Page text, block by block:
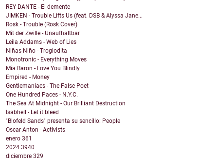
REY DANTE - El demente
JIMKEN - Trouble Lifts Us (feat. DSB & Alyssa Jane...
Rosk - Trouble (Rosk Cover)
Mit der Zwille - Unaufhaltbar
Leila Addams - Web of Lies
Niñas Niño - Troglodita
Monotronic - Everything Moves
Mia Baron - Love You Blindly
Empired - Money
Gentlemaniacs - The False Poet
One Hundred Paces - N.Y.C.
The Sea At Midnight - Our Brilliant Destruction
Isabhell - Let it bleed
´Blofeld Sands´ presenta su sencillo: People
Oscar Anton - Activists
enero 361
2024 3940
diciembre 329